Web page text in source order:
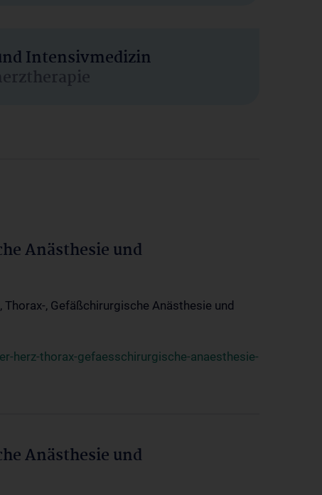
Intensivmedizin
Anästhesie und
, Gefäßchirurgische Anästhesie und
thorax-gefaesschirurgische-anaesthesie-
Anästhesie und